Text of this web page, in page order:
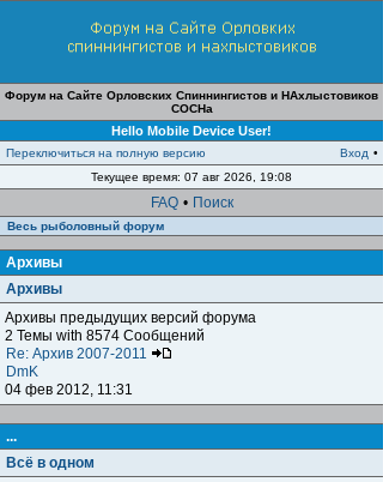
Форум на Сайте Орловских Спиннингистов и НАхлыстовиков
СОСНа
Hello Mobile Device User!
Переключиться на полную версию Вход •
Текущее время: 07 авг 2026, 19:08
FAQ • Поиск
Весь рыболовный форум
Архивы
Архивы
Архивы предыдущих версий форума
2 Темы with 8574 Сообщений
Re: Архив 2007-2011
DmK
04 фев 2012, 11:31
...
Всё в одном